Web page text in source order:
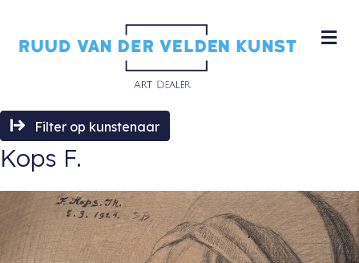
Filter op kunstenaar
Kops F.